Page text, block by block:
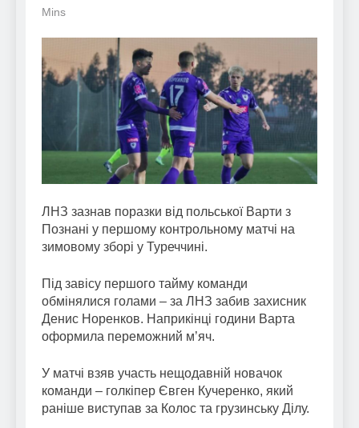
Mins
ЛНЗ зазнав поразки від польської Варти з
Познані у першому контрольному матчі на
зимовому зборі у Туреччині.
Під завісу першого тайму команди
обмінялися голами – за ЛНЗ забив захисник
Денис Норенков. Наприкінці години Варта
оформила переможний м’яч.
У матчі взяв участь нещодавній новачок
команди – голкіпер Євген Кучеренко, який
раніше виступав за Колос та грузинську Ділу.